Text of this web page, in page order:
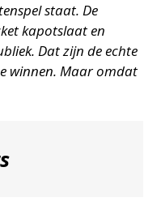
staat. De
kapotslaat en
Dat zijn de echte
winnen. Maar omdat